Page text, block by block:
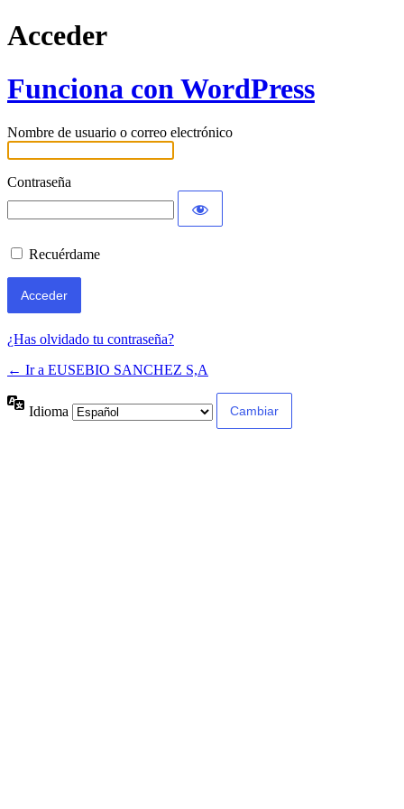
Acceder
Funciona con WordPress
Nombre de usuario o correo electrónico
Contraseña
Recuérdame
¿Has olvidado tu contraseña?
← Ir a EUSEBIO SANCHEZ S,A
Idioma